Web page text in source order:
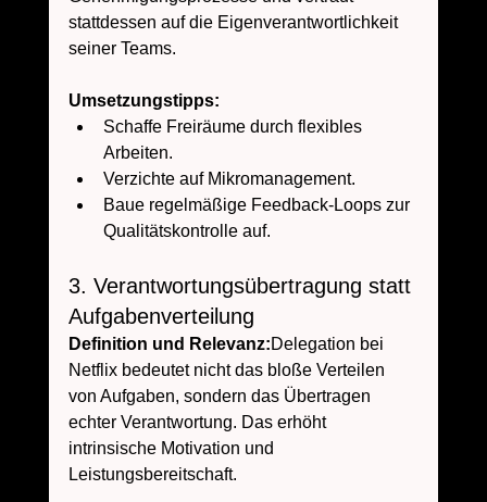
stattdessen auf die Eigenverantwortlichkeit
seiner Teams.
Umsetzungstipps:
Schaffe Freiräume durch flexibles
Arbeiten.
Verzichte auf Mikromanagement.
Baue regelmäßige Feedback-Loops zur
Qualitätskontrolle auf.
3. Verantwortungsübertragung statt
Aufgabenverteilung
Definition und Relevanz:Delegation bei
Netflix bedeutet nicht das bloße Verteilen
von Aufgaben, sondern das Übertragen
echter Verantwortung. Das erhöht
intrinsische Motivation und
Leistungsbereitschaft.